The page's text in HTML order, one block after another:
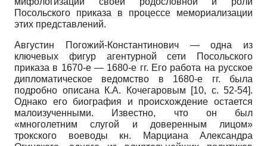
Посольского приказа в процессе мемориализации
этих представлений.
Августин Погожий-Константинович — одна из
ключевых фигур агентурной сети Посольского
приказа в 1670-е — 1680-е гг. Его работа на русское
дипломатическое ведомство в 1680-е гг. была
подробно описана К.А. Кочегаровым
[10, с. 52-54].
Однако его биография и происхождение остается
малоизученными. Известно, что он был
«многолетним слугой и доверенным лицом»
трокского воеводы кн. Марциана Александра